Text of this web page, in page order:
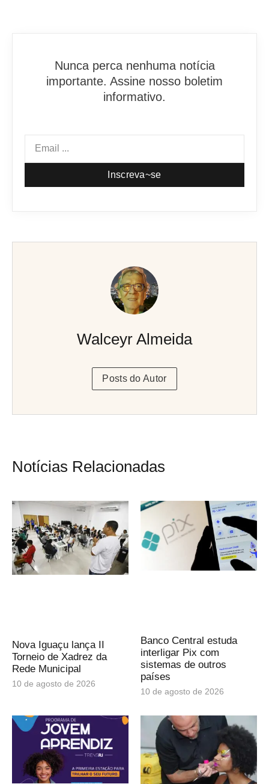
Nunca perca nenhuma notícia
importante. Assine nosso boletim
informativo.
Inscreva~se
Walceyr Almeida
Posts do Autor
Notícias Relacionadas
Nova Iguaçu lança II
Torneio de Xadrez da
Rede Municipal
10 de agosto de 2026
Banco Central estuda
interligar Pix com
sistemas de outros
países
10 de agosto de 2026